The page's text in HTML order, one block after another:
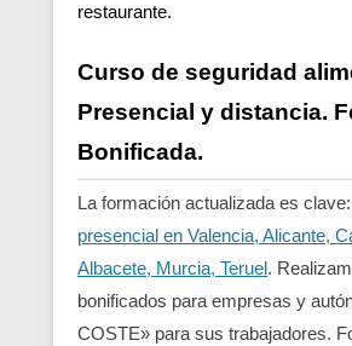
restaurante.
Curso de seguridad
Presencial y distancia.
Bonificada.
La formación actualizada es clave:
presencial en Valencia, Alicante,
Albacete, Murcia, Teruel.
bonificados para empresas y
COSTE» para sus trabajadores.